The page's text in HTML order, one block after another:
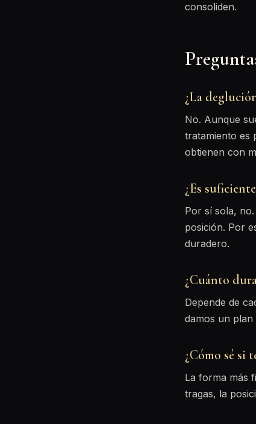
consoliden.
¿La
No. Aunque
tratamiento es
obtienen con
¿Es
Por sí sola,
posición. Por
duradero.
¿Cuánto
Depende de
damos un
¿Cómo sé si
La forma más
tragas, la